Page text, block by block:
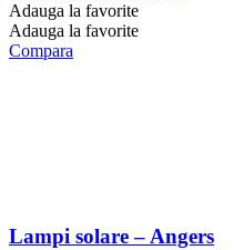
Adauga la favorite
Adauga la favorite
Compara
Lampi solare – Angers